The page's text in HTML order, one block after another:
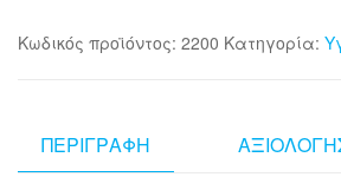
Κωδικός προϊόντος: 2200 Κατηγορία:
ΠΕΡΙΓΡΑΦΉ